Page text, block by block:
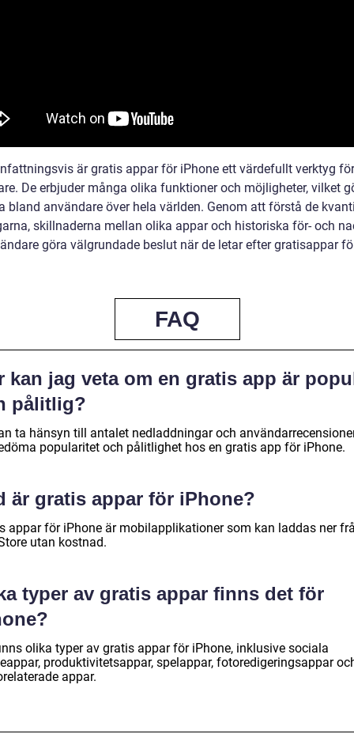
är gratis appar för iPhone ett värdefullt verktyg för
De erbjuder många olika funktioner och möjligheter, vilket
bland användare över hela världen. Genom att förstå de
skillnaderna mellan olika appar och historiska för- och
göra välgrundade beslut när de letar efter gratisappar
FAQ
kan jag veta om en gratis app är
pålitlig?
ta hänsyn till antalet nedladdningar och
popularitet och pålitlighet hos en gratis app för iPhone.
är gratis appar för iPhone?
appar för iPhone är mobilapplikationer som kan laddas ner
utan kostnad.
typer av gratis appar finns det för
olika typer av gratis appar för iPhone, inklusive sociala
produktivitetsappar, spelappar, fotoredigeringsappar
appar.